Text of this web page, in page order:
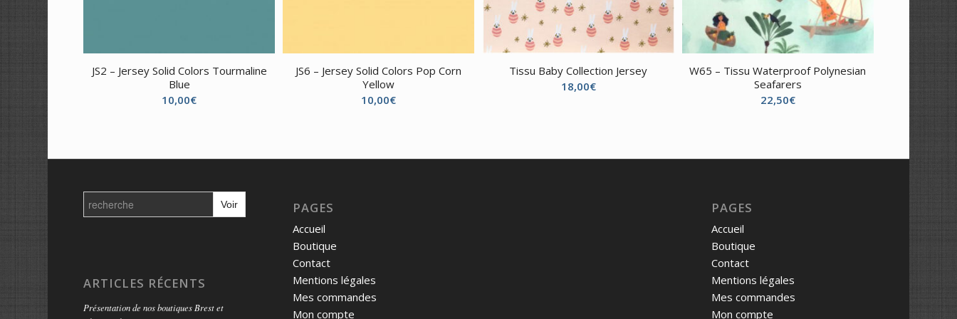
JS2 – Jersey Solid Colors Tourmaline
Blue
10,00€
JS6 – Jersey Solid Colors Pop Corn
Yellow
10,00€
Tissu Baby Collection Jersey
18,00€
W65 – Tissu Waterproof Polynesian
Seafarers
22,50€
Search
for:
ARTICLES RÉCENTS
Présentation de nos boutiques Brest et
PAGES
Accueil
Boutique
Contact
Mentions légales
Mes commandes
Mon compte
PAGES
Accueil
Boutique
Contact
Mentions légales
Mes commandes
Mon compte